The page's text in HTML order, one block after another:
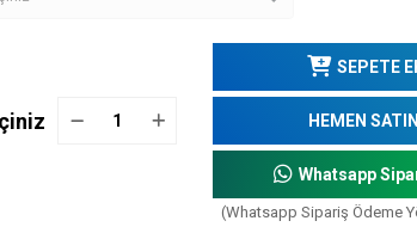
SEPETE
HEMEN
Whatsapp
(Whatsapp Sipariş Ödeme